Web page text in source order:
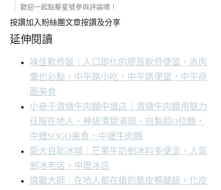
歡迎一起點擊星號參與評論唷！
按讚加入粉絲團文章按讚及分享
延伸閱讀
味佳軟骨飯｜入口即化的膠質軟骨便當，赤肉
羹也必點，中平路小吃，中平路便當，中平商
圈美食
小巷子清燉牛肉麵中壢店｜清燉牛肉麵用魅力
征服在地人，神級清甜湯頭、自製超Q拉麵，
中壢SOGO美食，中壢牛肉麵
鉅大自助冰城｜芒果牛奶剉冰料多便宜，人氣
剉冰老店，中壢冰店
燒臘大師｜在地人都在搶的脆皮鴨腿飯，化皮